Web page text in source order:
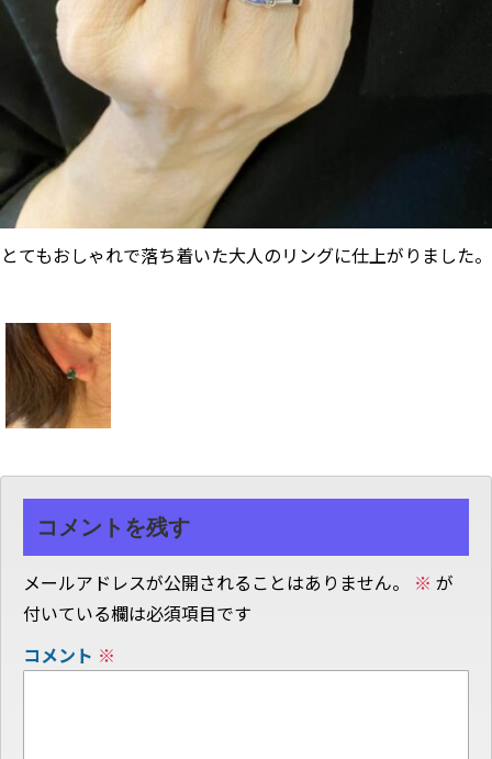
とてもおしゃれで落ち着いた大人のリングに仕上がりました。
コメントを残す
メールアドレスが公開されることはありません。 ※ が
付いている欄は必須項目です
コメント ※